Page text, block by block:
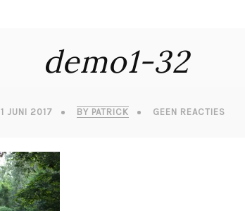
demo1-32
1 JUNI 2017 BY PATRICK GEEN REACTIES